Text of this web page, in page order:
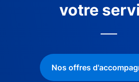
votre
Nos offres